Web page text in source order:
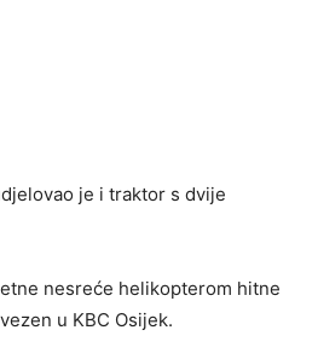
je i traktor s dvije
nesreće helikopterom hitne
u KBC Osijek.